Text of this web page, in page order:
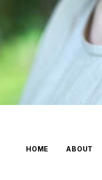
HOME ABOUT